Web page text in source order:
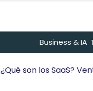
¿Qué son los SaaS?
Business & IA